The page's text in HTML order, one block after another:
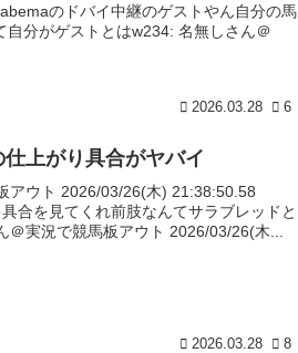
のドバイ中継のゲストやん自分の馬
自分がゲストとはw234: 名無しさん＠
2026.03.28 6
上がり具合がヤバイ
アウト 2026/03/26(木) 21:38:50.58
合を見てくれ前肢なんてサラブレッドと
＠実況で競馬板アウト 2026/03/26(木...
2026.03.28 8